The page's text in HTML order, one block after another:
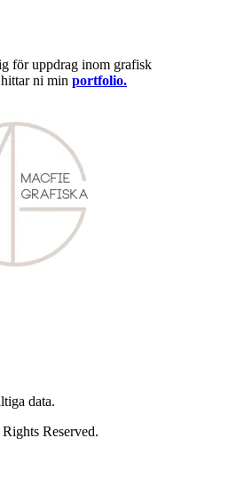
för uppdrag inom grafisk
ni min portfolio.
data.
Reserved.